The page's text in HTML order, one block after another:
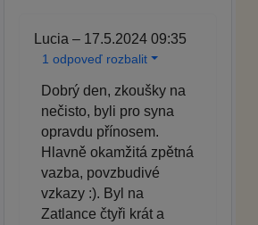
Lucia – 17.5.2024 09:35
1 odpoveď rozbalit
Dobrý den, zkoušky na
nečisto, byli pro syna
opravdu přínosem.
Hlavně okamžitá zpětná
vazba, povzbudivé
vzkazy :). Byl na
Zatlance čtyři krát a